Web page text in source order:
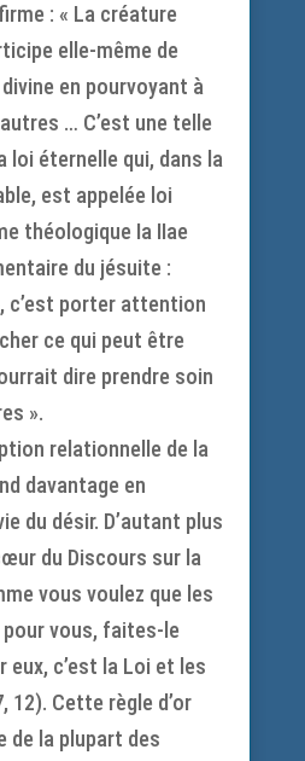
: « La créature
elle-même de
en pourvoyant à
… C’est une telle
loi éternelle qui, dans la
est appelée loi
théologique Ia IIae
du jésuite :
c’est porter attention
ce qui peut être
dire prendre soin
».
relationnelle de la
davantage en
du désir. D’autant plus
du Discours sur la
vous voulez que les
vous, faites-le
eux, c’est la Loi et les
12). Cette règle d’or
de la plupart des